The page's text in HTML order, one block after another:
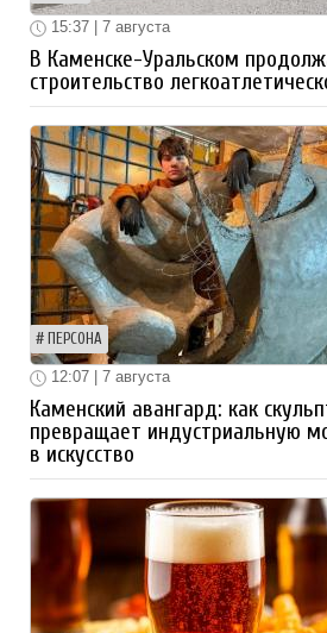
15:37 | 7 августа
В Каменске-Уральском
строительство
ПЕРСОНА
12:07 | 7 августа
Каменский авангард: как
превращает индустриальную
в искусство